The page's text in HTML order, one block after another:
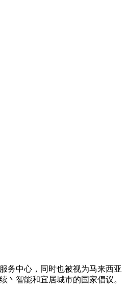
务中心，同时也被视为马来西亚
丶智能和宜居城市的国家倡议。